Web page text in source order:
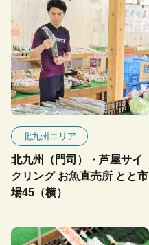
北九州エリア
北九州（門司）・芦屋サイ
クリング お魚直売所 とと市
場45（横）